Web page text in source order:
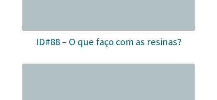
ID#88 – O que faço com as resinas?